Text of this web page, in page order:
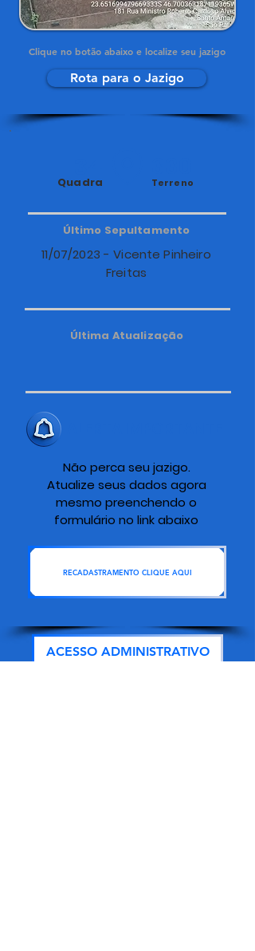
Clique no botão abaixo e localize seu jazigo
Rota para o Jazigo
Quadra Terreno
Último Sepultamento
11/07/2023 - Vicente Pinheiro
Freitas
Última Atualização
Não perca seu jazigo.
Atualize seus dados agora
mesmo preenchendo o
formulário no link abaixo
RECADASTRAMENTO CLIQUE AQUI
ACESSO ADMINISTRATIVO